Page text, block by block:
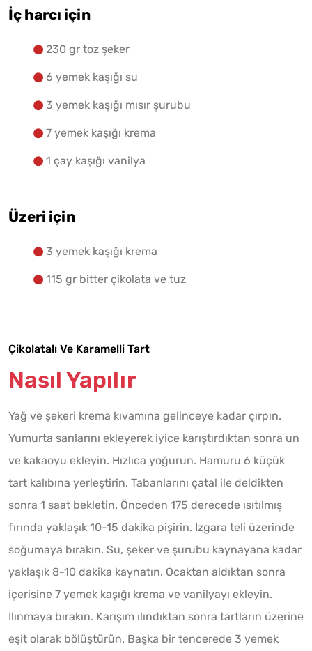
İç harcı için
230 gr toz şeker
6 yemek kaşığı su
3 yemek kaşığı mısır şurubu
7 yemek kaşığı krema
1 çay kaşığı vanilya
Üzeri için
3 yemek kaşığı krema
115 gr bitter çikolata ve tuz
Çikolatalı Ve Karamelli Tart
Nasıl Yapılır
Yağ ve şekeri krema kıvamına gelinceye kadar çırpın.
Yumurta sarılarını ekleyerek iyice karıştırdıktan sonra un
ve kakaoyu ekleyin. Hızlıca yoğurun. Hamuru 6 küçük
tart kalıbına yerleştirin. Tabanlarını çatal ile deldikten
sonra 1 saat bekletin. Önceden 175 derecede ısıtılmış
fırında yaklaşık 10-15 dakika pişirin. Izgara teli üzerinde
soğumaya bırakın. Su, şeker ve şurubu kaynayana kadar
yaklaşık 8-10 dakika kaynatın. Ocaktan aldıktan sonra
içerisine 7 yemek kaşığı krema ve vanilyayı ekleyin.
Ilınmaya bırakın. Karışım ılındıktan sonra tartların üzerine
eşit olarak bölüştürün. Başka bir tencerede 3 yemek